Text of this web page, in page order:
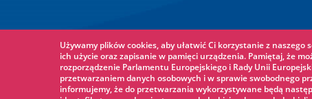
Używamy plików cookies, aby ułatwić Ci korzystanie z
ich użycie oraz zapisanie w pamięci urządzenia. Pamiętaj, że
rozporządzenie Parlamentu Europejskiego i Rady Unii
przetwarzaniem danych osobowych i w sprawie swobodnego
informujemy, że do przetwarzania wykorzystywane będą